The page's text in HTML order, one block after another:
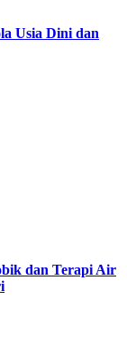
Usia Dini dan
dan Terapi Air